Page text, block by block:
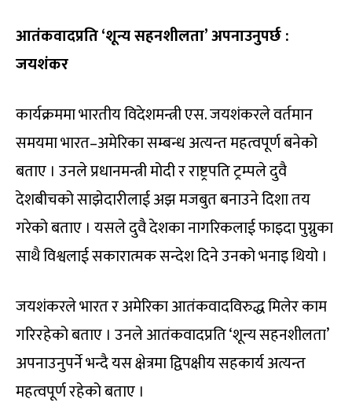
आतंकवादप्रति ‘शून्य सहनशीलता’ अपनाउनुपर्छ :
जयशंकर
कार्यक्रममा भारतीय विदेशमन्त्री एस. जयशंकरले वर्तमान
समयमा भारत–अमेरिका सम्बन्ध अत्यन्त महत्वपूर्ण बनेको
बताए । उनले प्रधानमन्त्री मोदी र राष्ट्रपति ट्रम्पले दुवै
देशबीचको साझेदारीलाई अझ मजबुत बनाउने दिशा तय
गरेको बताए । यसले दुवै देशका नागरिकलाई फाइदा पुग्नुका
साथै विश्वलाई सकारात्मक सन्देश दिने उनको भनाइ थियो ।
जयशंकरले भारत र अमेरिका आतंकवादविरुद्ध मिलेर काम
गरिरहेको बताए । उनले आतंकवादप्रति ‘शून्य सहनशीलता’
अपनाउनुपर्ने भन्दै यस क्षेत्रमा द्विपक्षीय सहकार्य अत्यन्त
महत्वपूर्ण रहेको बताए ।